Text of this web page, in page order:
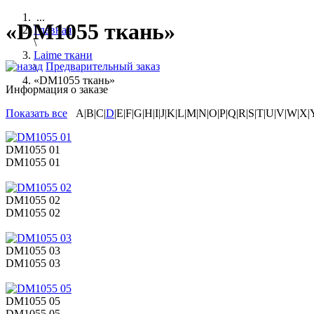
...
Главная
\
Laime ткани
\
«DM1055 ткань»
«DM1055 ткань»
Предварительный заказ
Информация о заказе
Показать все A|B|C|D
DM1055 01
DM1055 01
DM1055 02
DM1055 02
DM1055 03
DM1055 03
DM1055 05